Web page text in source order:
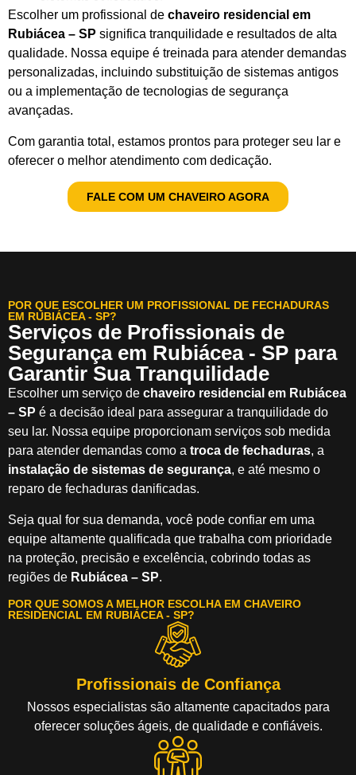
Escolher um profissional de chaveiro residencial em
Rubiácea – SP significa tranquilidade e resultados de alta
qualidade. Nossa equipe é treinada para atender demandas
personalizadas, incluindo substituição de sistemas antigos
ou a implementação de tecnologias de segurança
avançadas.
Com garantia total, estamos prontos para proteger seu lar e
oferecer o melhor atendimento com dedicação.
FALE COM UM CHAVEIRO AGORA
POR QUE ESCOLHER UM PROFISSIONAL DE FECHADURAS
EM RUBIÁCEA - SP?
Serviços de Profissionais de
Segurança em Rubiácea - SP para
Garantir Sua Tranquilidade
Escolher um serviço de chaveiro residencial em Rubiácea
– SP é a decisão ideal para assegurar a tranquilidade do
seu lar. Nossa equipe proporcionam serviços sob medida
para atender demandas como a troca de fechaduras, a
instalação de sistemas de segurança, e até mesmo o
reparo de fechaduras danificadas.
Seja qual for sua demanda, você pode confiar em uma
equipe altamente qualificada que trabalha com prioridade
na proteção, precisão e excelência, cobrindo todas as
regiões de Rubiácea – SP.
POR QUE SOMOS A MELHOR ESCOLHA EM CHAVEIRO
RESIDENCIAL EM RUBIÁCEA - SP?
Profissionais de Confiança
Nossos especialistas são altamente capacitados para
oferecer soluções ágeis, de qualidade e confiáveis.